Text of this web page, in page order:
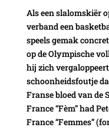
Als een slalomskiër
verband een
speels gemak
op de Olympische
hij zich
schoonheidsfoutje
Franse bloed van de
France “Fèm” had
France “Femmes”